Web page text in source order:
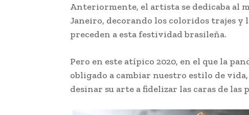
Anteriormente, el artista se dedicaba al
Janeiro, decorando los coloridos trajes y
preceden a esta festividad brasileña.
Pero en este atípico 2020, en el que la
obligado a cambiar nuestro estilo de
desinar su arte a fidelizar las caras de las